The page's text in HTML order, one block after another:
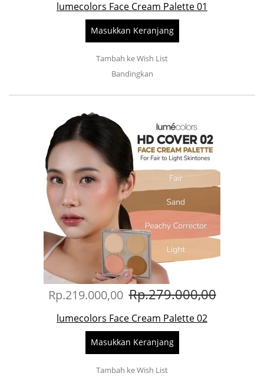
lumecolors Face Cream Palette 01
Masukkan Keranjang
Tambah ke Wish List
Bandingkan
Rp.219.000,00 Rp.279.000,00
lumecolors Face Cream Palette 02
Masukkan Keranjang
Tambah ke Wish List